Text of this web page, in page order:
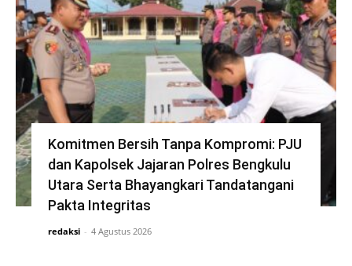
Komitmen Bersih Tanpa Kompromi: PJU
dan Kapolsek Jajaran Polres Bengkulu
Utara Serta Bhayangkari Tandatangani
Pakta Integritas
redaksi - 4 Agustus 2026